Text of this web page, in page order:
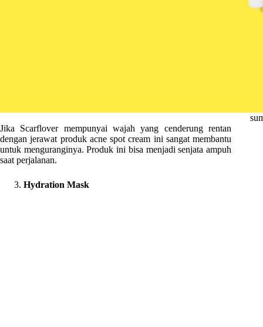
Jika Scarflover mempunyai wajah yang cenderung rentan
dengan jerawat produk acne spot cream ini sangat membantu
untuk menguranginya. Produk ini bisa menjadi senjata ampuh
saat perjalanan.
Hydration Mask